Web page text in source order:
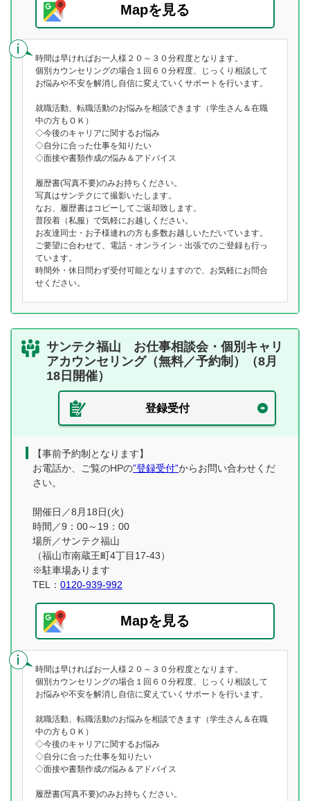
Mapを見る
時間は早ければお一人様２０～３０分程度となります。
個別カウンセリングの場合１回６０分程度、じっくり相談して
お悩みや不安を解消し自信に変えていくサポートを行います。
就職活動、転職活動のお悩みを相談できます（学生さん＆在職
中の方もＯＫ）
◇今後のキャリアに関するお悩み
◇自分に合った仕事を知りたい
◇面接や書類作成の悩み＆アドバイス
履歴書(写真不要)のみお持ちください。
写真はサンテクにて撮影いたします。
なお、履歴書はコピーしてご返却致します。
普段着（私服）で気軽にお越しください。
お友達同士・お子様連れの方も多数お越しいただいています。
ご要望に合わせて、電話・オンライン・出張でのご登録も行っ
ています。
時間外・休日問わず受付可能となりますので、お気軽にお問合
せください。
サンテク福山 お仕事相談会・個別キャリ
アカウンセリング（無料／予約制）（8月
18日開催）
登録受付
【事前予約制となります】
お電話か、ご覧のHPの”登録受付”からお問い合わせくだ
さい。
開催日／8月18日(火)
時間／9：00～19：00
場所／サンテク福山
（福山市南蔵王町4丁目17-43）
※駐車場あります
TEL： 0120-939-992
Mapを見る
時間は早ければお一人様２０～３０分程度となります。
個別カウンセリングの場合１回６０分程度、じっくり相談して
お悩みや不安を解消し自信に変えていくサポートを行います。
就職活動、転職活動のお悩みを相談できます（学生さん＆在職
中の方もＯＫ）
◇今後のキャリアに関するお悩み
◇自分に合った仕事を知りたい
◇面接や書類作成の悩み＆アドバイス
履歴書(写真不要)のみお持ちください。